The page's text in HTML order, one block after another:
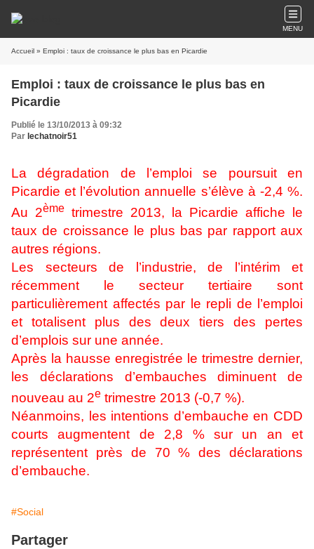
MENU
Accueil » Emploi : taux de croissance le plus bas en Picardie
Emploi : taux de croissance le plus bas en
Picardie
Publié le 13/10/2013 à 09:32
Par lechatnoir51
La dégradation de l’emploi se poursuit en
Picardie et l’évolution annuelle s’élève à -2,4 %.
Au 2ème trimestre 2013, la Picardie affiche le
taux de croissance le plus bas par rapport aux
autres régions.
Les secteurs de l’industrie, de l’intérim et
récemment le secteur tertiaire sont
particulièrement affectés par le repli de l’emploi
et totalisent plus des deux tiers des pertes
d’emplois sur une année.
Après la hausse enregistrée le trimestre dernier,
les déclarations d’embauches diminuent de
nouveau au 2e trimestre 2013 (-0,7 %).
Néanmoins, les intentions d’embauche en CDD
courts augmentent de 2,8 % sur un an et
représentent près de 70 % des déclarations
d’embauche.
#Social
Partager